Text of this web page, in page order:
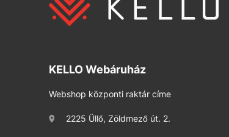
KELLO Webáruház
Webshop központi raktár címe
2225 Üllő, Zöldmező út. 2.